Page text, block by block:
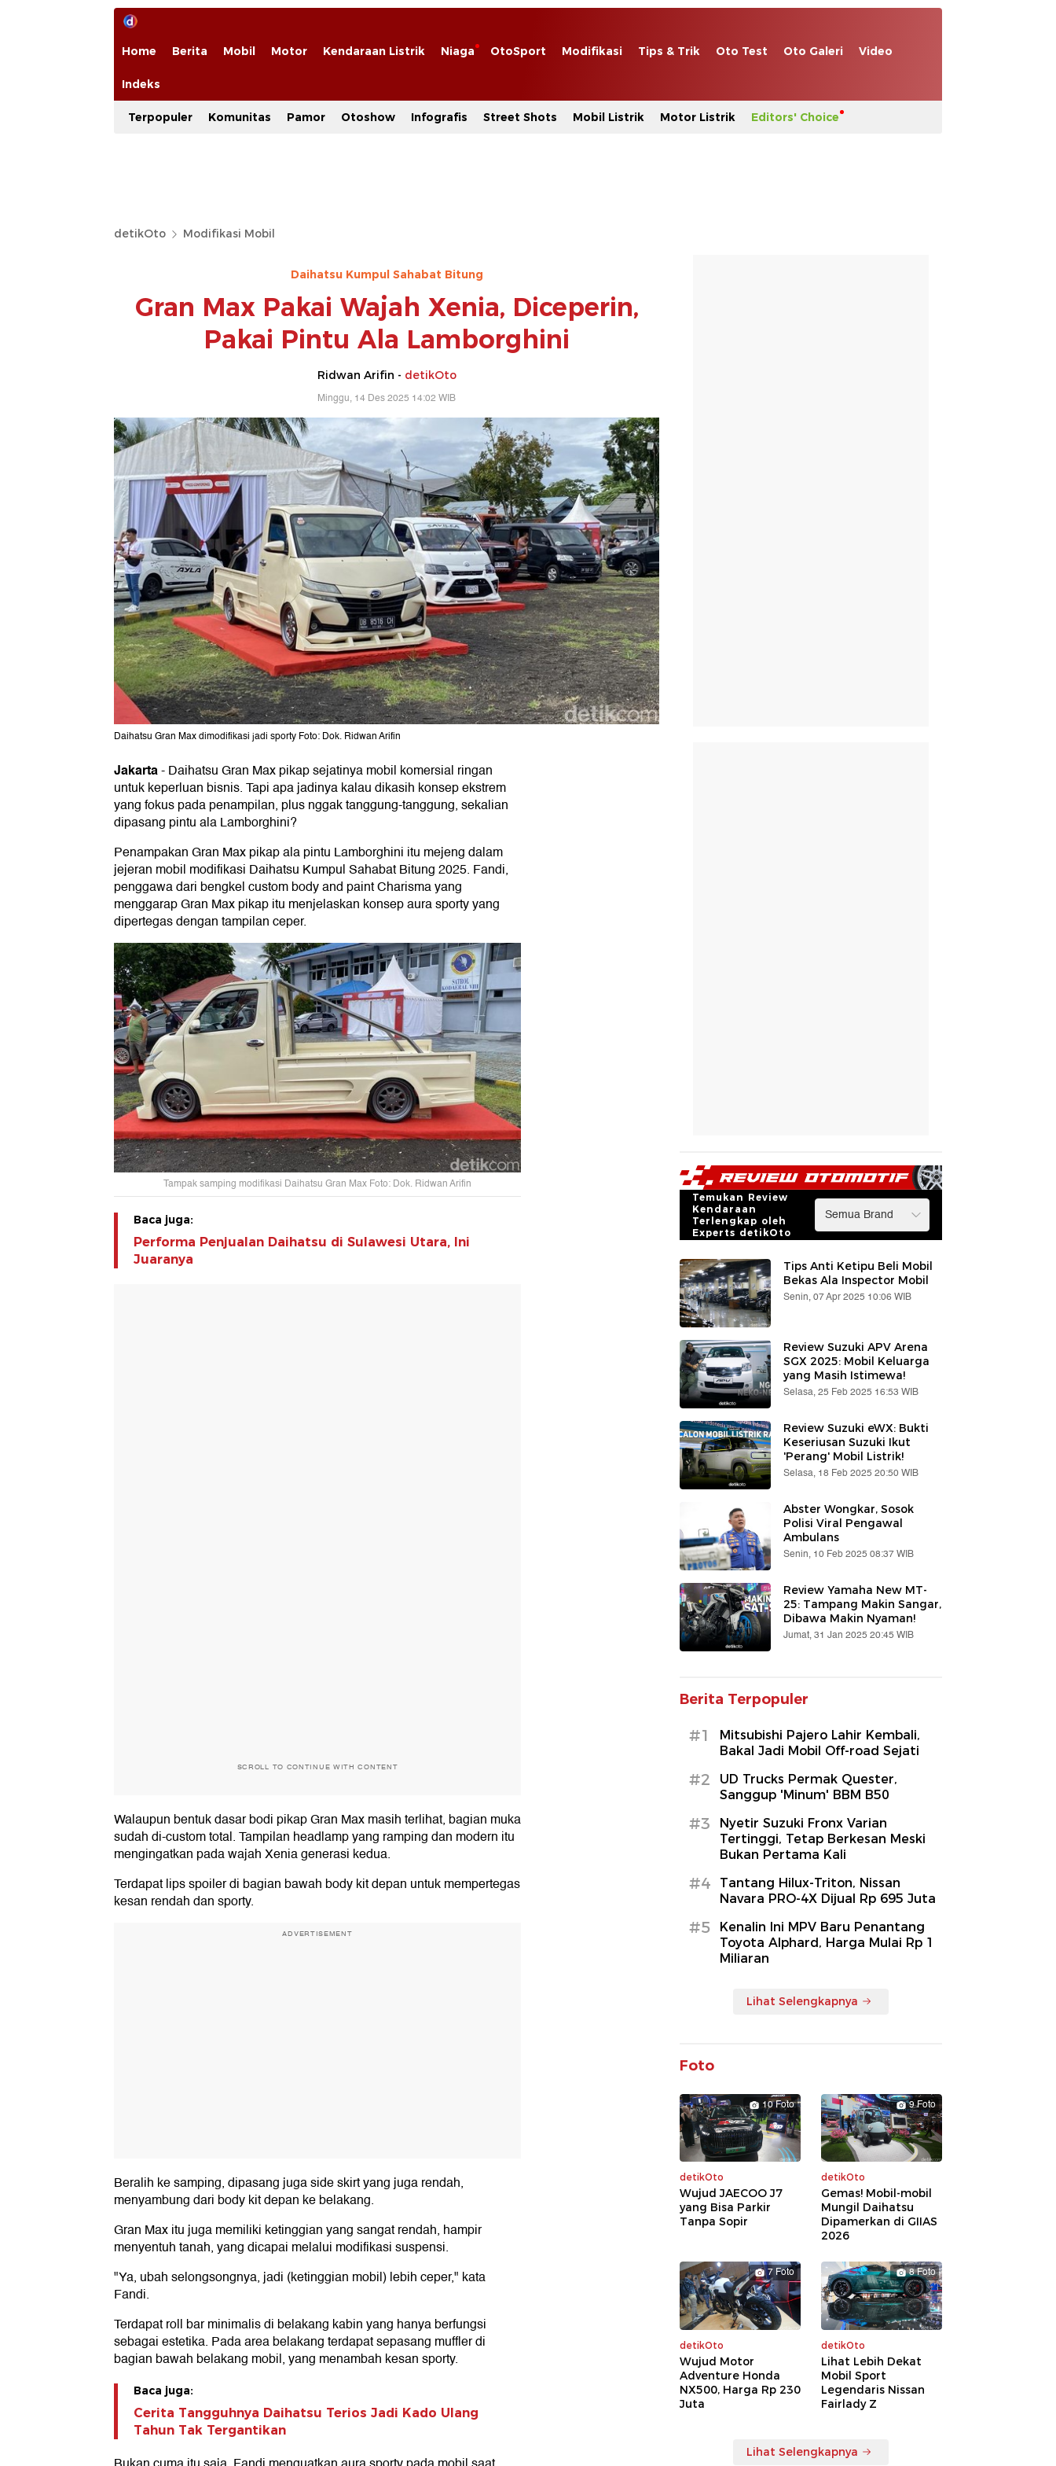
Home Berita Mobil Motor Kendaraan Listrik Niaga OtoSport Modifikasi Tips & Trik Oto Test Oto Galeri Video
Indeks
Terpopuler Komunitas Pamor Otoshow Infografis Street Shots Mobil Listrik Motor Listrik Editors' Choice
detikOto Modifikasi Mobil
Daihatsu Kumpul Sahabat Bitung
Gran Max Pakai Wajah Xenia, Diceperin,
Pakai Pintu Ala Lamborghini
Ridwan Arifin - detikOto
Minggu, 14 Des 2025 14:02 WIB
Daihatsu Gran Max dimodifikasi jadi sporty Foto: Dok. Ridwan Arifin
Jakarta-Daihatsu Gran Max pikap sejatinya mobil komersial ringan
untuk keperluan bisnis. Tapi apa jadinya kalau dikasih konsep ekstrem
yang fokus pada penampilan, plus nggak tanggung-tanggung, sekalian
dipasang pintu ala Lamborghini?
Penampakan Gran Max pikap ala pintu Lamborghini itu mejeng dalam
jejeran mobil modifikasi Daihatsu Kumpul Sahabat Bitung 2025. Fandi,
penggawa dari bengkel custom body and paint Charisma yang
menggarap Gran Max pikap itu menjelaskan konsep aura sporty yang
dipertegas dengan tampilan ceper.
Tampak samping modifikasi Daihatsu Gran Max Foto: Dok. Ridwan Arifin
Baca juga:
Performa Penjualan Daihatsu di Sulawesi Utara, Ini
Juaranya
SCROLL TO CONTINUE WITH CONTENT
Walaupun bentuk dasar bodi pikap Gran Max masih terlihat, bagian muka
sudah di-custom total. Tampilan headlamp yang ramping dan modern itu
mengingatkan pada wajah Xenia generasi kedua.
Terdapat lips spoiler di bagian bawah body kit depan untuk mempertegas
kesan rendah dan sporty.
ADVERTISEMENT
Beralih ke samping, dipasang juga side skirt yang juga rendah,
menyambung dari body kit depan ke belakang.
Gran Max itu juga memiliki ketinggian yang sangat rendah, hampir
menyentuh tanah, yang dicapai melalui modifikasi suspensi.
"Ya, ubah selongsongnya, jadi (ketinggian mobil) lebih ceper," kata
Fandi.
Terdapat roll bar minimalis di belakang kabin yang hanya berfungsi
sebagai estetika. Pada area belakang terdapat sepasang muffler di
bagian bawah belakang mobil, yang menambah kesan sporty.
Baca juga:
Cerita Tangguhnya Daihatsu Terios Jadi Kado Ulang
Tahun Tak Tergantikan
Temukan Review
Kendaraan
Terlengkap oleh
Experts detikOto
Tips Anti Ketipu Beli Mobil
Bekas Ala Inspector Mobil
Senin, 07 Apr 2025 10:06 WIB
Review Suzuki APV Arena
SGX 2025: Mobil Keluarga
yang Masih Istimewa!
Selasa, 25 Feb 2025 16:53 WIB
Review Suzuki eWX: Bukti
Keseriusan Suzuki Ikut
'Perang' Mobil Listrik!
Selasa, 18 Feb 2025 20:50 WIB
Abster Wongkar, Sosok
Polisi Viral Pengawal
Ambulans
Senin, 10 Feb 2025 08:37 WIB
Review Yamaha New MT-
25: Tampang Makin Sangar,
Dibawa Makin Nyaman!
Jumat, 31 Jan 2025 20:45 WIB
Berita Terpopuler
#1
Mitsubishi Pajero Lahir Kembali,
Bakal Jadi Mobil Off-road Sejati
#2
UD Trucks Permak Quester,
Sanggup 'Minum' BBM B50
#3
Nyetir Suzuki Fronx Varian
Tertinggi, Tetap Berkesan Meski
Bukan Pertama Kali
#4
Tantang Hilux-Triton, Nissan
Navara PRO-4X Dijual Rp 695 Juta
#5
Kenalin Ini MPV Baru Penantang
Toyota Alphard, Harga Mulai Rp 1
Miliaran
Lihat Selengkapnya
Foto
10 Foto
detikOto
Wujud JAECOO J7
yang Bisa Parkir
Tanpa Sopir
9 Foto
detikOto
Gemas! Mobil-mobil
Mungil Daihatsu
Dipamerkan di GIIAS
2026
7 Foto
detikOto
Wujud Motor
Adventure Honda
NX500, Harga Rp 230
Juta
8 Foto
detikOto
Lihat Lebih Dekat
Mobil Sport
Legendaris Nissan
Fairlady Z
Lihat Selengkapnya